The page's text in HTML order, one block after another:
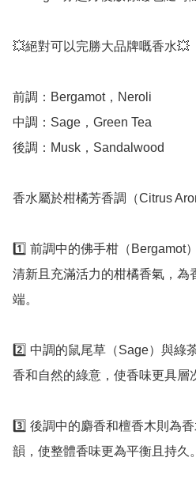
💥絕對可以完勝大品牌嘅香水💥
前調：Bergamot，Neroli
中調：Sage，Green Tea
後調：Musk，Sandalwood
香水屬於柑橘芳香調（Citrus
1️⃣ 前調中的佛手柑（Bergamot
清新且充滿活力的柑橘香氣，為
端。
2️⃣ 中調的鼠尾草（Sage）與綠
香和自然的綠意，使香味更具層
3️⃣ 後調中的麝香和檀香木則為
韻，使整體香味更為平衡且持久。